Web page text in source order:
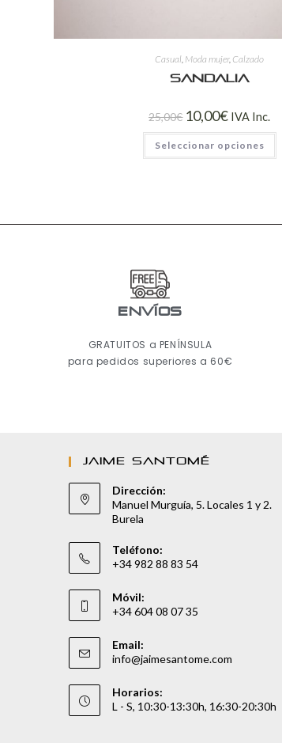
Casual Moda mujer, Calzado
Sandalia
25,00€ 10,00€ IVA Inc.
Seleccionar opciones
ENVÍOS
GRATUITOS a PENÍNSULA
para pedidos superiores a 60€
JAIME SANTOMÉ
Dirección:
Manuel Murguía, 5. Locales 1 y 2.
Burela
Teléfono:
+34 982 88 83 54
Móvil:
+34 604 08 07 35
Email:
info@jaimesantome.com
Horarios:
L - S, 10:30-13:30h, 16:30-20:30h